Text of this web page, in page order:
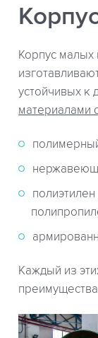
Корпус малых
устойчивых к
материалами
Каждый из